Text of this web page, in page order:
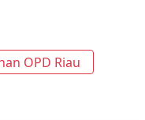
OPD Riau